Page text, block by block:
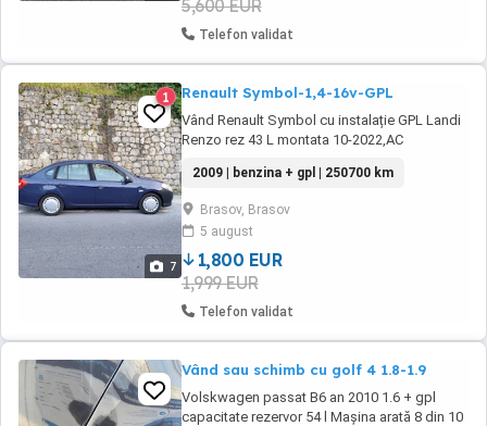
5,600 EUR
Telefon validat
7
1 Renault Symbol-1,4-16v-GPL
Vând Renault Symbol cu instalație GPL Landi
Renzo rez 43 L montata 10-2022,AC
noi,discuri placute-tamburi-sabori-noi,revizii
la zi.Itp 12 2026,RCA și Rovinieta
valabile,proprietar in certificat vând cu
fiscal.Autoturism in perfecta stare de
functionare cu aspect cum ...
2009 | benzina + gpl | 250700 km
Brasov, Brasov
5 august
1,800 EUR
1,999 EUR
Telefon validat
Vând sau schimb cu golf 4 1.8-1.9
Volskwagen passat B6 an 2010 1.6 + gpl
capacitate rezervor 54 l Mașina arată 8 din 10